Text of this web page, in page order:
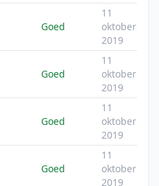
Goed
11
oktober
2019
Goed
11
oktober
2019
Goed
11
oktober
2019
Goed
11
oktober
2019